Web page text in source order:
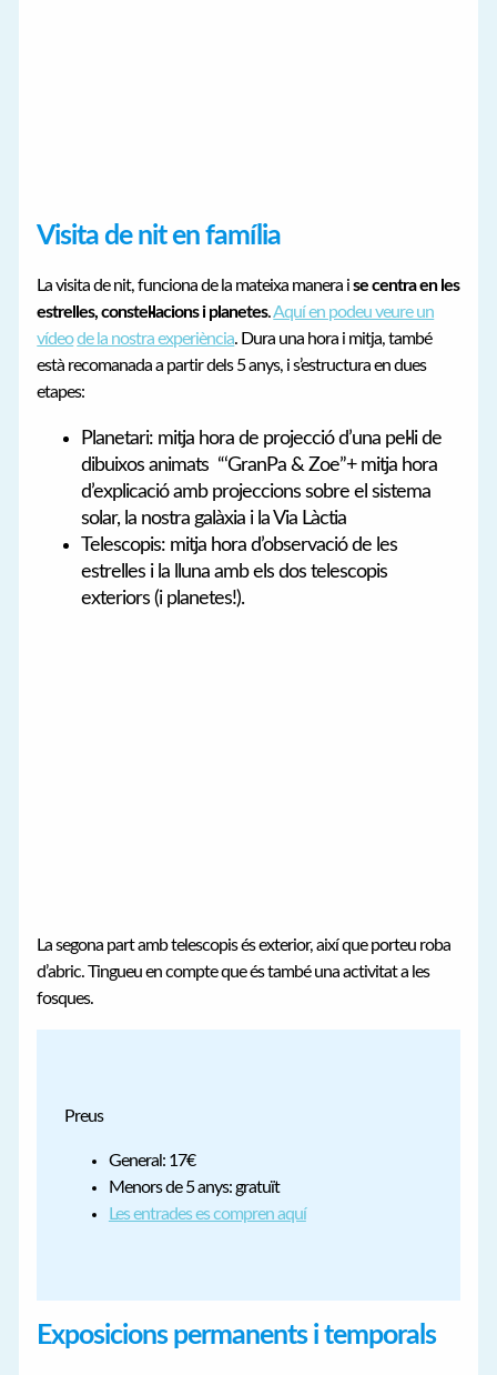
Visita de nit en família
La visita de nit, funciona de la mateixa manera ise centra en les
estrelles, constel·lacions i planetes.Aquí en podeu veure un
vídeode la nostra experiència. Dura una hora i mitja, també
està recomanada a partir dels 5 anys, i s’estructura en dues
etapes:
Planetari: mitja hora de projecció d’una pel·li de
dibuixos animats “‘GranPa & Zoe”+ mitja hora
d’explicació amb projeccions sobre el sistema
solar, la nostra galàxia i la Via Làctia
Telescopis: mitja hora d’observació de les
estrelles i la lluna amb els dos telescopis
exteriors (i planetes!).
La segona part amb telescopis és exterior, així que porteu roba
d’abric. Tingueu en compte que és també una activitat a les
fosques.
Preus
General: 17€
Menors de 5 anys: gratuït
Les entrades es compren aquí
Exposicions permanents i temporals